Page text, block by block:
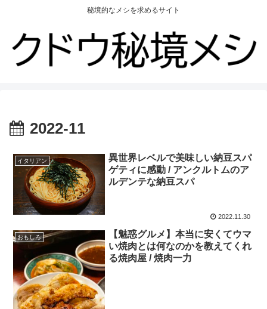
秘境的なメシを求めるサイト
2022-11
イタリアン
異世界レベルで美味しい納豆スパ
ゲティに感動 / アンクルトムのア
ルデンテな納豆スパ
2022.11.30
おもしろ
【魅惑グルメ】本当に安くてウマ
い焼肉とは何なのかを教えてくれ
る焼肉屋 / 焼肉一力